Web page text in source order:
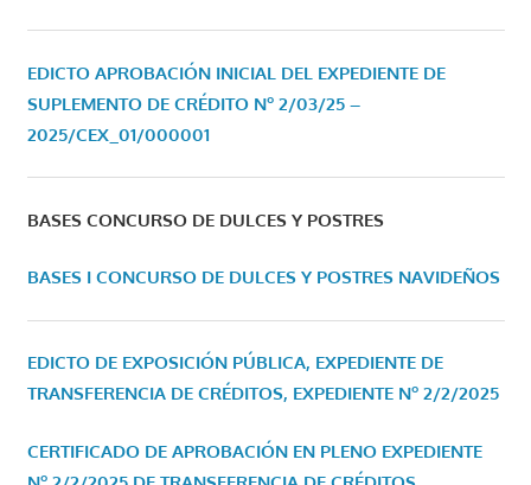
EDICTO APROBACIÓN INICIAL DEL EXPEDIENTE DE
SUPLEMENTO DE CRÉDITO Nº 2/03/25 –
2025/CEX_01/000001
BASES CONCURSO DE DULCES Y POSTRES
BASES I CONCURSO DE DULCES Y POSTRES NAVIDEÑOS
EDICTO DE EXPOSICIÓN PÚBLICA, EXPEDIENTE DE
TRANSFERENCIA DE CRÉDITOS, EXPEDIENTE Nº 2/2/2025
CERTIFICADO DE APROBACIÓN EN PLENO EXPEDIENTE